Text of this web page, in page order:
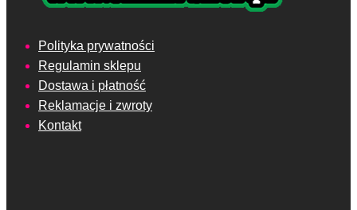
Polityka prywatności
Regulamin sklepu
Dostawa i płatność
Reklamacje i zwroty
Kontakt